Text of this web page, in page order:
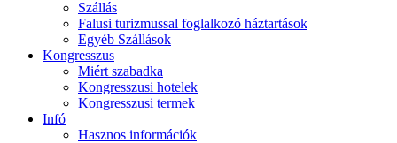
Szállás
Falusi turizmussal foglalkozó háztartások
Egyéb Szállások
Kongresszus
Miért szabadka
Kongresszusi hotelek
Kongresszusi termek
Infó
Hasznos információk